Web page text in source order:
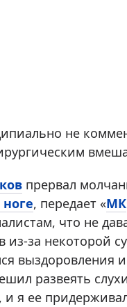
не
прервал
, передает «МК
что не
из-за некоторой
выздоровления
развеять
и я ее